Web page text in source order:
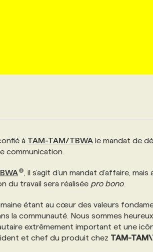
FORMATIONS
à TAM-TAM/TBWA le mandat de
communication.
, il s’agit d’un mandat d’affaire,
du travail sera réalisée pro bono.
étant au cœur des valeurs
la communauté. Nous sommes
extrêmement important et une
et chef du produit chez TAM-